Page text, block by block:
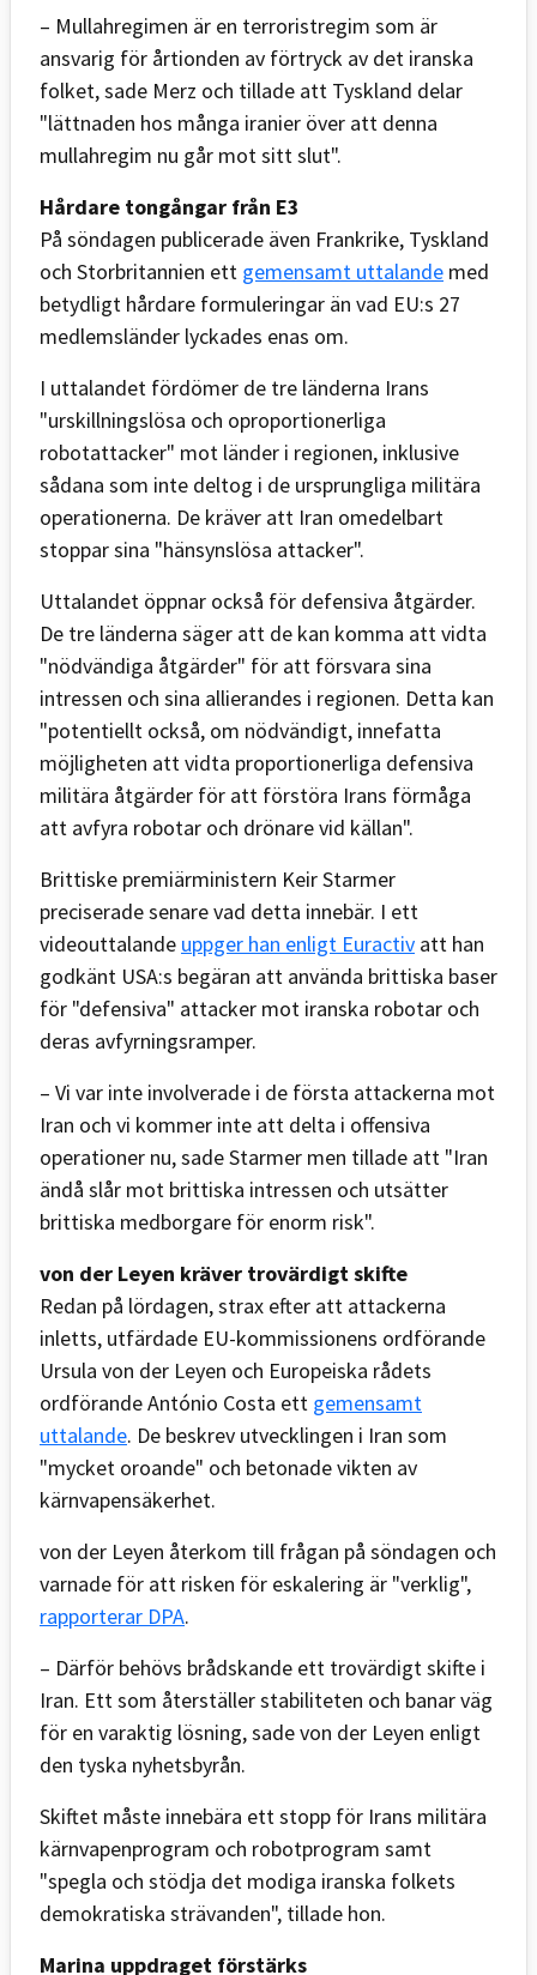
– Mullahregimen är en terroristregim som är
ansvarig för årtionden av förtryck av det iranska
folket, sade Merz och tillade att Tyskland delar
"lättnaden hos många iranier över att denna
mullahregim nu går mot sitt slut".
Hårdare tongångar från E3
På söndagen publicerade även Frankrike, Tyskland
och Storbritannien ett gemensamt uttalande med
betydligt hårdare formuleringar än vad EU:s 27
medlemsländer lyckades enas om.
I uttalandet fördömer de tre länderna Irans
"urskillningslösa och oproportionerliga
robotattacker" mot länder i regionen, inklusive
sådana som inte deltog i de ursprungliga militära
operationerna. De kräver att Iran omedelbart
stoppar sina "hänsynslösa attacker".
Uttalandet öppnar också för defensiva åtgärder.
De tre länderna säger att de kan komma att vidta
"nödvändiga åtgärder" för att försvara sina
intressen och sina allierandes i regionen. Detta kan
"potentiellt också, om nödvändigt, innefatta
möjligheten att vidta proportionerliga defensiva
militära åtgärder för att förstöra Irans förmåga
att avfyra robotar och drönare vid källan".
Brittiske premiärministern Keir Starmer
preciserade senare vad detta innebär. I ett
videouttalande uppger han enligt Euractiv att han
godkänt USA:s begäran att använda brittiska baser
för "defensiva" attacker mot iranska robotar och
deras avfyrningsramper.
– Vi var inte involverade i de första attackerna mot
Iran och vi kommer inte att delta i offensiva
operationer nu, sade Starmer men tillade att "Iran
ändå slår mot brittiska intressen och utsätter
brittiska medborgare för enorm risk".
von der Leyen kräver trovärdigt skifte
Redan på lördagen, strax efter att attackerna
inletts, utfärdade EU-kommissionens ordförande
Ursula von der Leyen och Europeiska rådets
ordförande António Costa ett gemensamt
uttalande. De beskrev utvecklingen i Iran som
"mycket oroande" och betonade vikten av
kärnvapensäkerhet.
von der Leyen återkom till frågan på söndagen och
varnade för att risken för eskalering är "verklig",
rapporterar DPA.
– Därför behövs brådskande ett trovärdigt skifte i
Iran. Ett som återställer stabiliteten och banar väg
för en varaktig lösning, sade von der Leyen enligt
den tyska nyhetsbyrån.
Skiftet måste innebära ett stopp för Irans militära
kärnvapenprogram och robotprogram samt
"spegla och stödja det modiga iranska folkets
demokratiska strävanden", tillade hon.
Marina uppdraget förstärks